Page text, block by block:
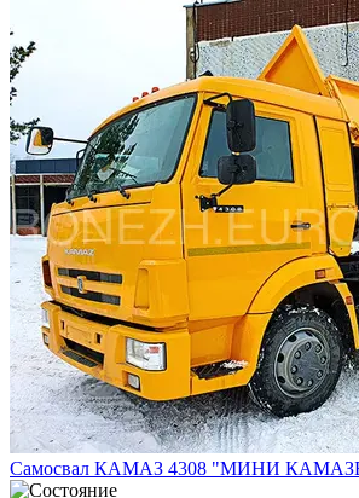
Самосвал КАМАЗ 4308 "МИНИ